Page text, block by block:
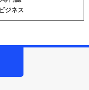
ジネス